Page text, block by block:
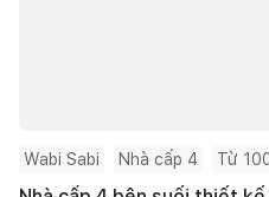
Wabi Sabi Nhà cấp 4 Từ